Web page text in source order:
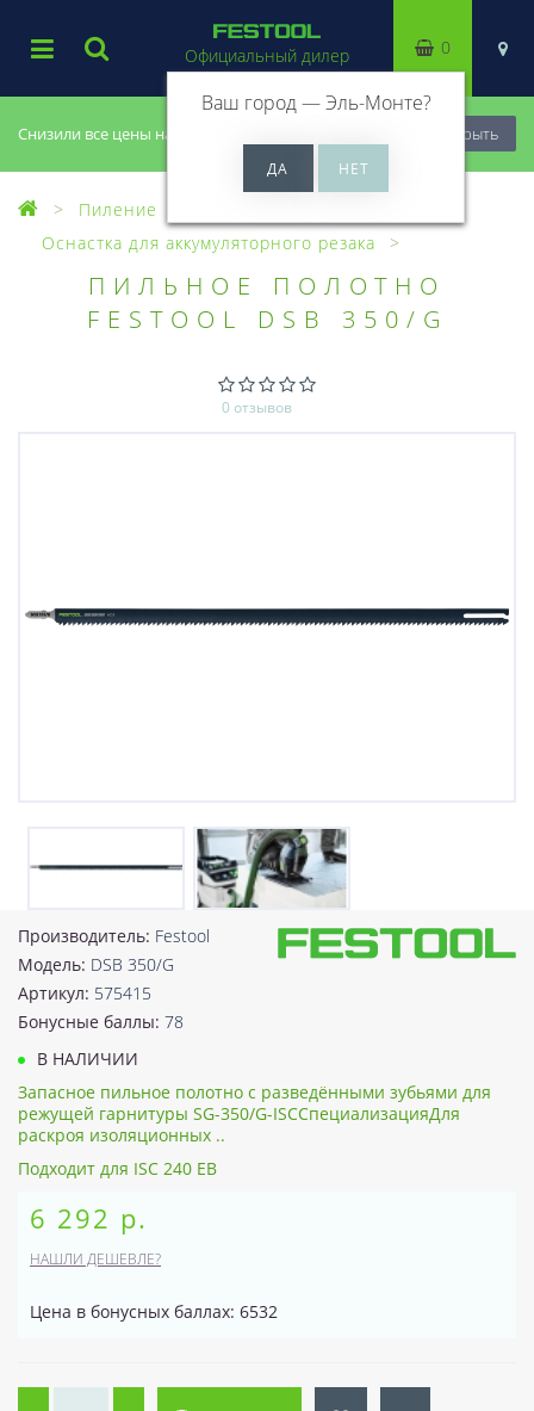
Снизили все цены на 20%, успей купить! Закрыть
Официальный дилер
Ваш город —Эль-Монте?
0
Пиление
Оснастка для аккумуляторного резака
ПИЛЬНОЕ ПОЛОТНО
FESTOOL DSB 350/G
0 отзывов
Производитель: Festool
Модель: DSB 350/G
Артикул: 575415
Бонусные баллы: 78
В НАЛИЧИИ
Запасное пильное полотно с разведёнными зубьями для
режущей гарнитуры SG-350/G-ISCСпециализацияДля
раскроя изоляционных ..
Подходит для ISC 240 EB
6 292 р.
НАШЛИ ДЕШЕВЛЕ?
Цена в бонусных баллах: 6532